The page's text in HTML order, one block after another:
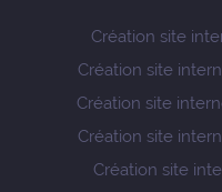
Création site
Création site
Création site
Création site
Création site